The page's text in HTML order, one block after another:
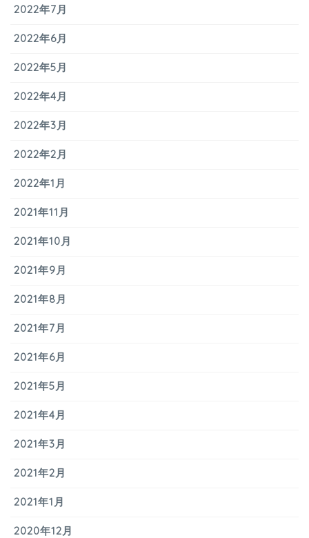
2022年7月
2022年6月
2022年5月
2022年4月
2022年3月
2022年2月
2022年1月
2021年11月
2021年10月
2021年9月
2021年8月
2021年7月
2021年6月
2021年5月
2021年4月
2021年3月
2021年2月
2021年1月
2020年12月